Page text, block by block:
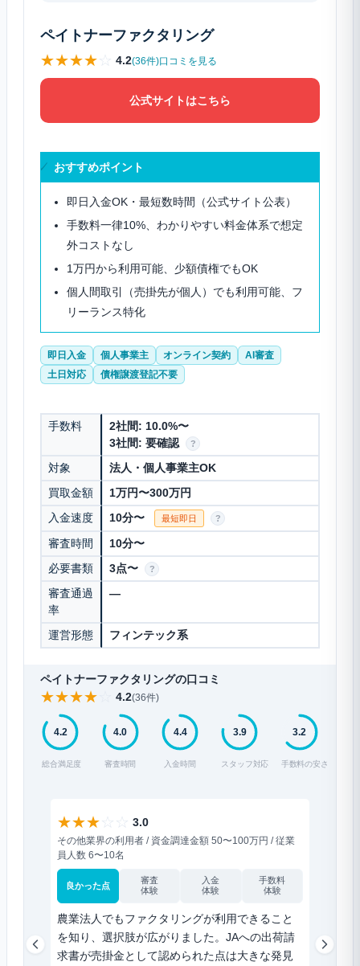
ペイトナーファクタリング
★★★★☆ 4.2(36件)口コミを見る
公式サイトはこちら
おすすめポイント
即日入金OK・最短数時間（公式サイト公表）
手数料一律10%、わかりやすい料金体系で想定
外コストなし
1万円から利用可能、少額債権でもOK
個人間取引（売掛先が個人）でも利用可能、フ
リーランス特化
即日入金 個人事業主 オンライン契約
AI審査
土日対応
債権譲渡登記不要
手数料
2社間: 10.0%〜
3社間: 要確認
?
対象
法人・個人事業主OK
買取金額
1万円〜300万円
入金速度
10分〜 最短即日 ?
審査時間
10分〜
必要書類
3点〜 ?
審査通過
率
—
運営形態 フィンテック系
ペイトナーファクタリングの口コミ
★★★★ 4.2(36件)
4.2
総合満足度
4.0
審査時間
4.4
入金時間
3.9
スタッフ対応
3.2
手数料の安さ
★★★☆ ☆ 3.0
その他業界の利用者 / 資金調達金額 50〜100万円 / 従業
員人数 6〜10名
良かった点
審査
体験
入金
体験
手数料
体験
農業法人でもファクタリングが利用できること
を知り、選択肢が広がりました。JAへの出荷請
求書が売掛金として認められた点は大きな発見
査に通
は門前